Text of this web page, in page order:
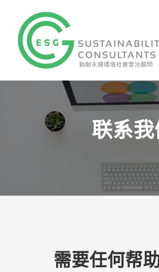
content
联系
需要任何帮